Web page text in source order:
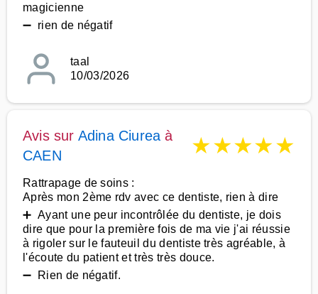
magicienne
➖ rien de négatif
taal
10/03/2026
Avis sur Adina Ciurea à
CAEN
★★★★★
Rattrapage de soins :
Après mon 2ème rdv avec ce dentiste, rien à dire
➕ Ayant une peur incontrôlée du dentiste, je dois
dire que pour la première fois de ma vie j'ai réussie
à rigoler sur le fauteuil du dentiste très agréable, à
l'écoute du patient et très très douce.
➖ Rien de négatif.